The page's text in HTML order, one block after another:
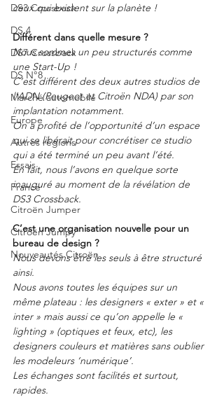
DS3 Crossback
DS 4
DS7 Crossback
DS N°8
Marché automobile
Europe
Autres régions
Essais
France
Citroën Jumper
Citroën Jumpy
Nouveautés Citroën
ceux qui existent sur la planète !
Différent dans quelle mesure ?
Nous sommes un peu structurés comme
une Start-Up !
C’est différent des deux autres studios de
l’ADN (Peugeot et Citroën NDA) par son
implantation notamment.
On a profité de l’opportunité d’un espace
qui se libérait pour concrétiser ce studio
qui a été terminé un peu avant l’été.
En fait, nous l’avons en quelque sorte
inauguré au moment de la révélation de
DS3 Crossback.
C’est une organisation nouvelle pour un
bureau de design ?
Nous devons être les seuls à être structuré
ainsi.
Nous avons toutes les équipes sur un
même plateau : les designers « exter » et «
inter » mais aussi ce qu’on appelle le «
lighting » (optiques et feux, etc), les
designers couleurs et matières sans oublier
les modeleurs ‘numérique’.
Les échanges sont facilités et surtout,
rapides.